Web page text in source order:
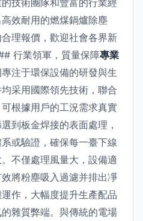
技術團隊和豐富的行業經
效耐用的燃煤鍋爐除塵
理報價，歡迎社會各界新
行業領軍，質量保障專業
專注于環保設備的研發與生
采用國際領先技術，聯合
根據用戶的工況需求真實
到板金焊接的表面處理，
或驗證，確保每一臺下線
不僅處理風量大，設備適
將粉塵吸入過濾并排出凈
作，大幅度提升生產配品
雜質弊端。與傳統的電場